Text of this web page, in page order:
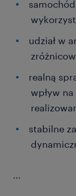
udział w
realną
wpływ
stabilne
...